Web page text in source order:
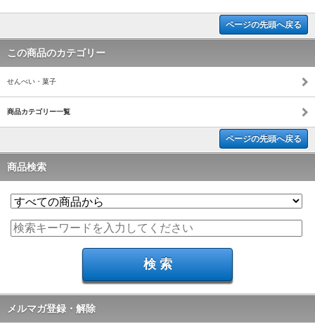
ページの先頭へ戻る
この商品のカテゴリー
せんべい・菓子
商品カテゴリー一覧
ページの先頭へ戻る
商品検索
メルマガ登録・解除